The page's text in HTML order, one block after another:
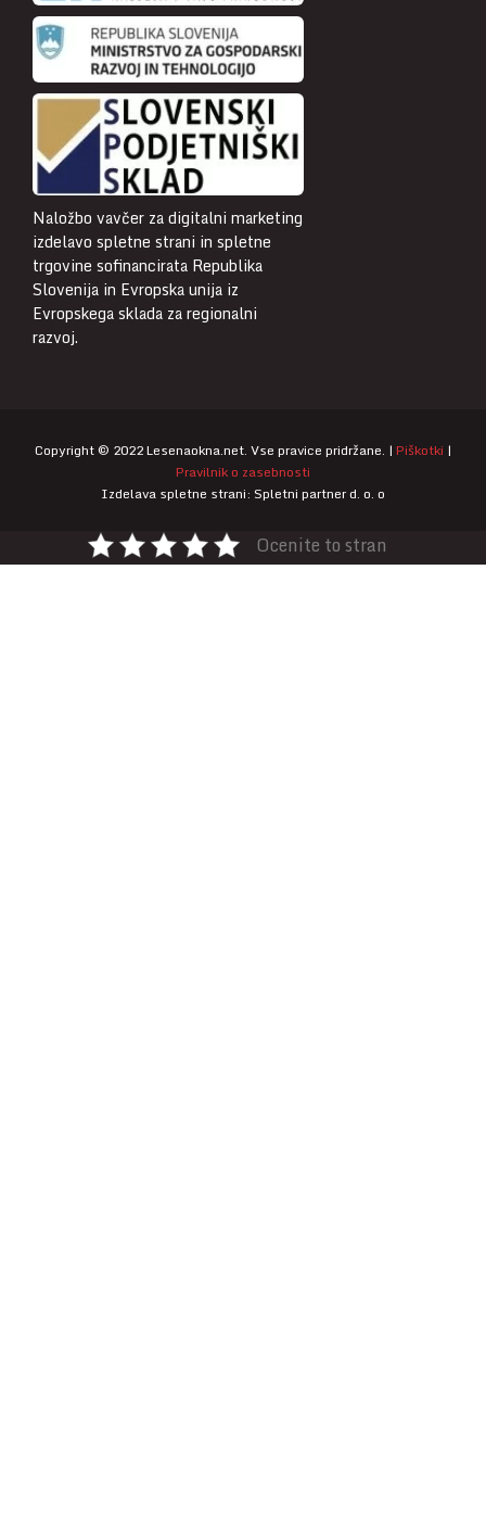
Naložbo vavčer za digitalni marketing
izdelavo spletne strani in spletne
trgovine sofinancirata Republika
Slovenija in Evropska unija iz
Evropskega sklada za regionalni
razvoj.
Copyright © 2022 Lesenaokna.net. Vse pravice pridržane. | Piškotki |
Pravilnik o zasebnosti
Izdelava spletne strani: Spletni partner d. o. o
Ocenite to stran